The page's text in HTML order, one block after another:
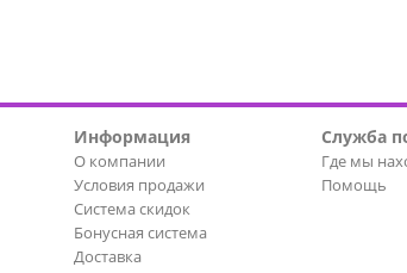
Информация
О компании
Условия продажи
Система скидок
Бонусная система
Доставка
Служба
Где мы
Помощь